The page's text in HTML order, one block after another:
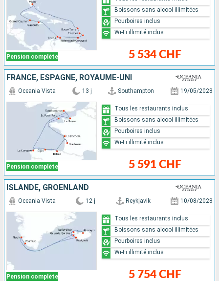
Pension complète 5 534 CHF
Boissons sans alcool illimitées
Pourboires inclus
Wi-Fi illimité inclus
FRANCE, ESPAGNE, ROYAUME-UNI
Pension complète
Oceania Vista 13 j Southampton 19/05/2028
5 591 CHF
Tous les restaurants inclus
Boissons sans alcool illimitées
Pourboires inclus
Wi-Fi illimité inclus
ISLANDE, GRÖENLAND
Pension complète
Oceania Vista 12 j Reykjavik 10/08/2028
5 754 CHF
Tous les restaurants inclus
Boissons sans alcool illimitées
Pourboires inclus
Wi-Fi illimité inclus